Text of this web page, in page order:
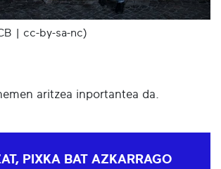
| cc-by-sa-nc)
aritzea inportantea da.
PIXKA BAT AZKARRAGO